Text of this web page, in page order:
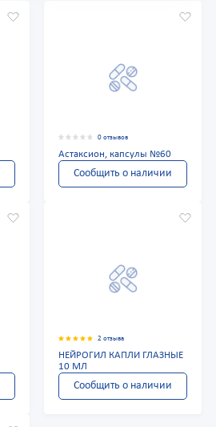
0 отзывов
Астаксион, капсулы №60
Сообщить о наличии
2 отзыва
НЕЙРОГИЛ КАПЛИ ГЛАЗНЫЕ
10 МЛ
Сообщить о наличии